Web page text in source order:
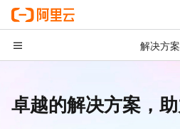
解决方案
解决方案首页
卓越的解决方案，